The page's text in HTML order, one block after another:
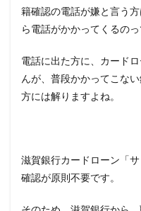
籍確認の電話が嫌と言う
ら電話がかかってくるのっ
電話に出た方に、カード
んが、普段かかってこな
方には解りますよね。
滋賀銀行カードローン「
確認が原則不要です。